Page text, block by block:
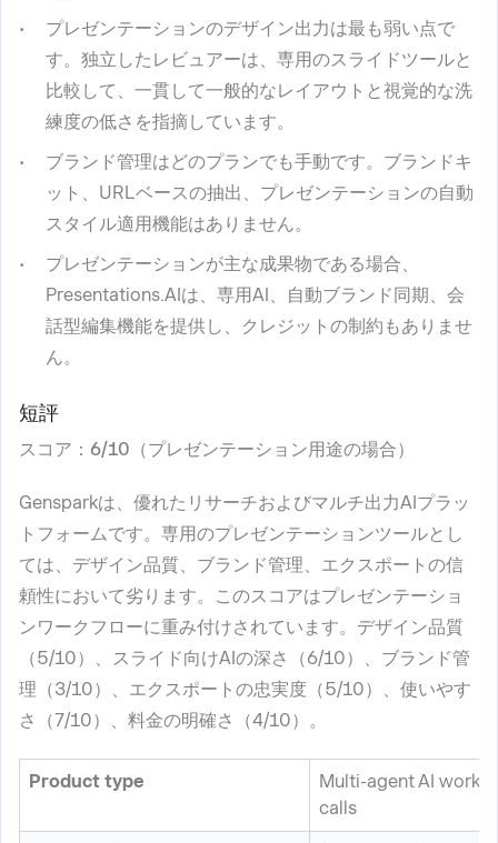
プレゼンテーションのデザイン出力は最も弱い点で
す。独立したレビュアーは、専用のスライドツールと
比較して、一貫して一般的なレイアウトと視覚的な洗
練度の低さを指摘しています。
ブランド管理はどのプランでも手動です。ブランドキ
ット、URLベースの抽出、プレゼンテーションの自動
スタイル適用機能はありません。
プレゼンテーションが主な成果物である場合、
Presentations.AIは、専用AI、自動ブランド同期、会
話型編集機能を提供し、クレジットの制約もありませ
ん。
短評
スコア：6/10（プレゼンテーション用途の場合）
Gensparkは、優れたリサーチおよびマルチ出力AIプラッ
トフォームです。専用のプレゼンテーションツールとし
ては、デザイン品質、ブランド管理、エクスポートの信
頼性において劣ります。このスコアはプレゼンテーショ
ンワークフローに重み付けされています。デザイン品質
（5/10）、スライド向けAIの深さ（6/10）、ブランド管
理（3/10）、エクスポートの忠実度（5/10）、使いやす
さ（7/10）、料金の明確さ（4/10）。
Product type
Multi-agent AI
calls